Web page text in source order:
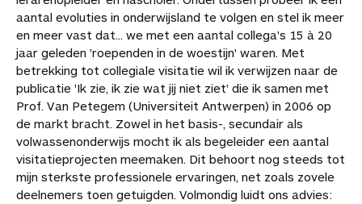
aantal evoluties in onderwijsland te volgen en stel ik meer
en meer vast dat... we met een aantal collega's 15 à 20
jaar geleden 'roependen in de woestijn' waren. Met
betrekking tot collegiale visitatie wil ik verwijzen naar de
publicatie 'Ik zie, ik zie wat jij niet ziet' die ik samen met
Prof. Van Petegem (Universiteit Antwerpen) in 2006 op
de markt bracht. Zowel in het basis-, secundair als
volwassenonderwijs mocht ik als begeleider een aantal
visitatieprojecten meemaken. Dit behoort nog steeds tot
mijn sterkste professionele ervaringen, net zoals zovele
deelnemers toen getuigden. Volmondig luidt ons advies: